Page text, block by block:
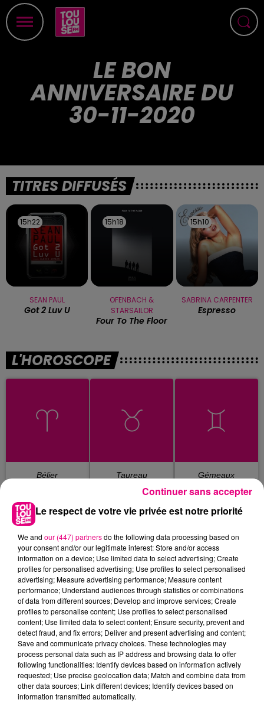
LE BON
ANNIVERSAIRE DU
30-11-2020
TITRES DIFFUSÉS
15h22
15h22
SEAN PAUL
Got 2 Luv U
15h18
15h18
OFENBACH &
STARSAILOR
Four To The Floor
15h10
15h10
SABRINA CARPENTER
Espresso
L'HOROSCOPE
Bélier Taureau Gémeaux
Cancer Lion Vierge
Balance Scorpion Sagittaire
Le respect de votre vie privée est notre priorité
We and our (447) partnersdo the following data processing based on
your consent and/or our legitimate interest: Store and/or access
information on a device; Use limited data to select advertising; Create
profiles for personalised advertising; Use profiles to select personalised
advertising; Measure advertising performance; Measure content
performance; Understand audiences through statistics or combinations
of data from different sources; Develop and improve services; Create
profiles to personalise content; Use profiles to select personalised
content; Use limited data to select content; Ensure security, prevent and
detect fraud, and fix errors; Deliver and present advertising and content;
Save and communicate privacy choices. These technologies may
process personal data such as IP address and browsing data to offer
following functionalities: Identify devices based on information actively
requested; Use precise geolocation data; Match and combine data from
other data sources; Link different devices; Identify devices based on
information transmitted automatically.
Continuer sans accepter